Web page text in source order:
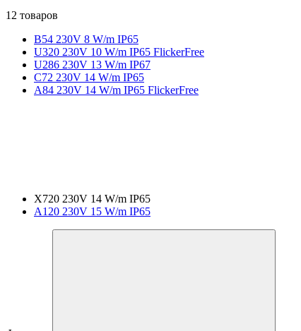
12 товаров
B54 230V 8 W/m IP65
U320 230V 10 W/m IP65 FlickerFree
U286 230V 13 W/m IP67
C72 230V 14 W/m IP65
A84 230V 14 W/m IP65 FlickerFree
X720 230V 14 W/m IP65
A120 230V 15 W/m IP65